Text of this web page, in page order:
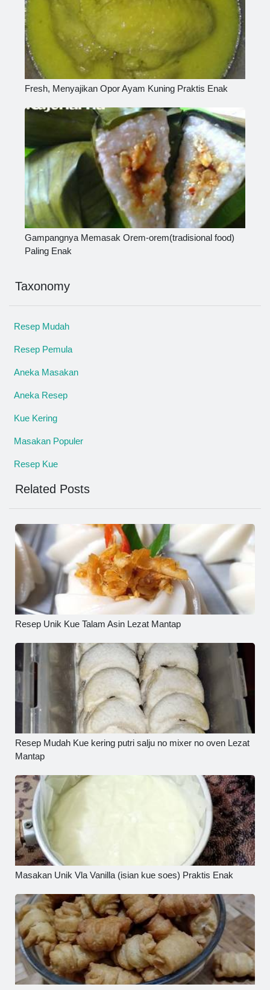
Fresh, Menyajikan Opor Ayam Kuning Praktis Enak
Gampangnya Memasak Orem-orem(tradisional food)
Paling Enak
Taxonomy
Resep Mudah
Resep Pemula
Aneka Masakan
Aneka Resep
Kue Kering
Masakan Populer
Resep Kue
Related Posts
Resep Unik Kue Talam Asin Lezat Mantap
Resep Mudah Kue kering putri salju no mixer no oven Lezat
Mantap
Masakan Unik Vla Vanilla (isian kue soes) Praktis Enak